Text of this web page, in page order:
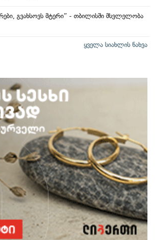
გვახსოვს მტერი” - თბილისში მსვლელობა
ყველა სიახლის ნახვა